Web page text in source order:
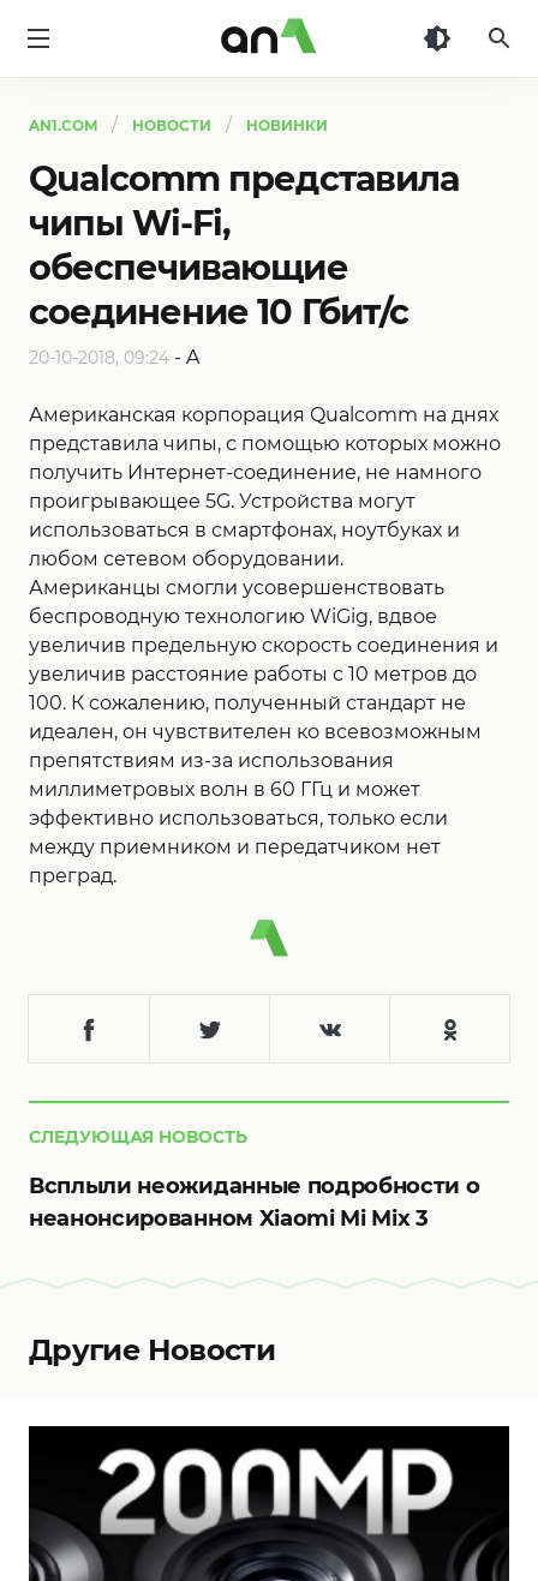
AN1.COM НОВОСТИ НОВИНКИ
Qualcomm представила
чипы Wi-Fi,
обеспечивающие
соединение 10 Гбит/с
20-10-2018, 09:24 - A
Американская корпорация Qualcomm на днях
представила чипы, с помощью которых можно
получить Интернет-соединение, не намного
проигрывающее 5G. Устройства могут
использоваться в смартфонах, ноутбуках и
любом сетевом оборудовании.
Американцы смогли усовершенствовать
беспроводную технологию WiGig, вдвое
увеличив предельную скорость соединения и
увеличив расстояние работы с 10 метров до
100. К сожалению, полученный стандарт не
идеален, он чувствителен ко всевозможным
препятствиям из-за использования
миллиметровых волн в 60 ГГц и может
эффективно использоваться, только если
между приемником и передатчиком нет
преград.
СЛЕДУЮЩАЯ НОВОСТЬ
Всплыли неожиданные подробности о
неанонсированном Xiaomi Mi Mix 3
Другие Новости